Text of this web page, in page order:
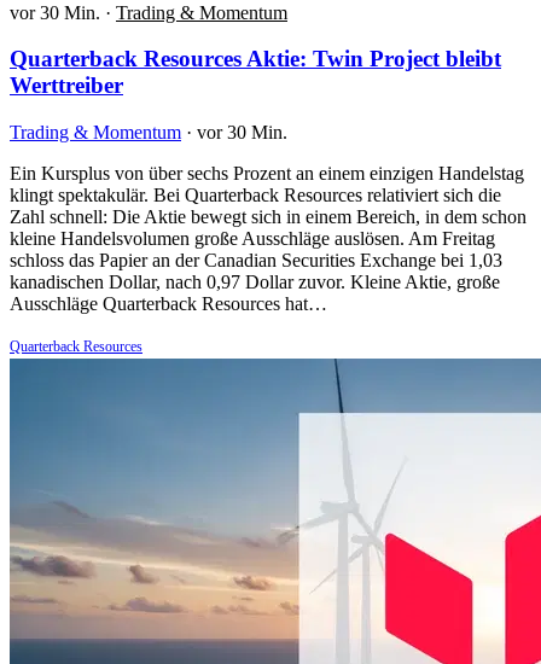
vor 30 Min. · Trading & Momentum
Quarterback Resources Aktie: Twin Project bleibt
Werttreiber
Trading & Momentum · vor 30 Min.
Ein Kursplus von über sechs Prozent an einem einzigen Handelstag
klingt spektakulär. Bei Quarterback Resources relativiert sich die
Zahl schnell: Die Aktie bewegt sich in einem Bereich, in dem schon
kleine Handelsvolumen große Ausschläge auslösen. Am Freitag
schloss das Papier an der Canadian Securities Exchange bei 1,03
kanadischen Dollar, nach 0,97 Dollar zuvor. Kleine Aktie, große
Ausschläge Quarterback Resources hat…
Quarterback Resources